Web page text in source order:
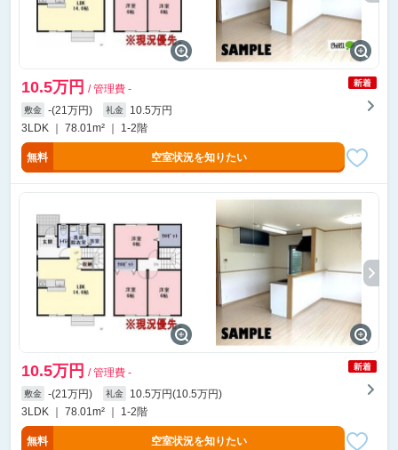
10.5万円 / 管理費 -
敷金 -(21万円) 礼金
10.5万円
3LDK ｜ 78.01m² ｜ 1-2階
無料 空室状況を知りたい
10.5万円 / 管理費 -
敷金 -(21万円) 礼金
10.5万円(10.5万円)
3LDK ｜ 78.01m² ｜ 1-2階
無料 空室状況を知りたい